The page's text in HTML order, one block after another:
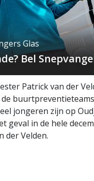
Glas
Bel
Patrick van der
jongeren zijn op
geval in de hele
der Velden.